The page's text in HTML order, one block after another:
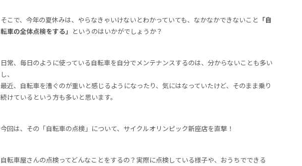
そこで、今年の夏休みは、やらなきゃいけないとわかっていても、なかなかできないこと 「自
転車の全体点検をする」 というのはいかがでしょうか？
日常、毎日のように使っている自転車を自分でメンテナンスするのは、分からないことも多い
し、
最近、自転車を漕ぐのが重いと感じるようになったり、気にはなっていたけど、そのまま乗り
続けているという方も多いと思います。
今回は、その「自転車の点検」について、サイクルオリンピック新座店を直撃！
自転車屋さんの点検ってどんなことをするの？実際に点検している様子や、おうちでできる